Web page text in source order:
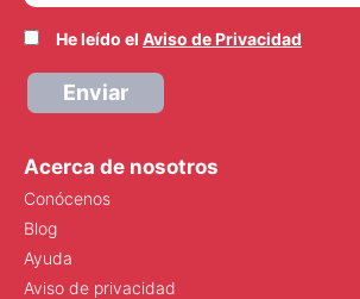
He leído el Aviso de Privacidad
Enviar
Acerca de nosotros
Conócenos
Blog
Ayuda
Aviso de privacidad